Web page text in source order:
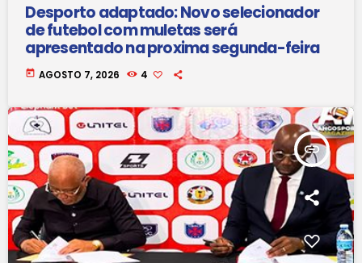
Desporto adaptado: Novo selecionador
de futebol com muletas será
apresentado na proxima segunda-feira
today AGOSTO 7, 2026 4
insert_link